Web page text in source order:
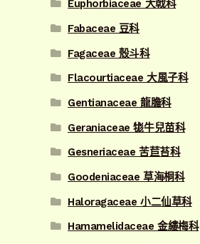
Euphorbiaceae 大戟科
Fabaceae 豆科
Fagaceae 殼斗科
Flacourtiaceae 大風子科
Gentianaceae 龍膽科
Geraniaceae 牻牛兒苗科
Gesneriaceae 苦苣苔科
Goodeniaceae 草海桐科
Haloragaceae 小二仙草科
Hamamelidaceae 金縷梅科